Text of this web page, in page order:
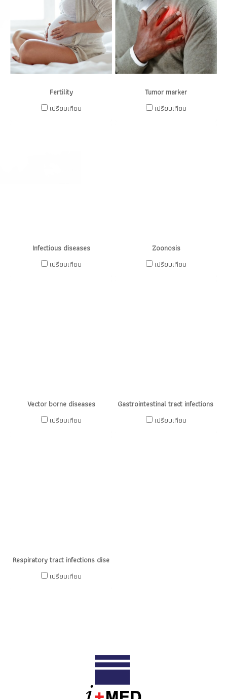
Fertility
เปรียบเทียบ
Tumor marker
เปรียบเทียบ
Infectious diseases
เปรียบเทียบ
Zoonosis
เปรียบเทียบ
Vector borne diseases
เปรียบเทียบ
Gastrointestinal tract infections
เปรียบเทียบ
Respiratory tract infections diseases
เปรียบเทียบ